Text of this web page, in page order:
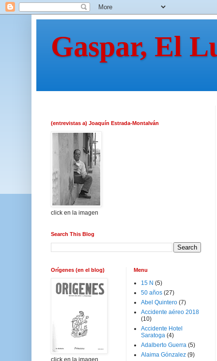
Gaspar, El
(entrevistas a) Joaquín Estrada-Montalván
click en la imagen
Search This Blog
Orígenes (en el blog)
click en la imagen
Menu
15 N (5)
50 años (27)
Abel Quintero (7)
Accidente aéreo 2018
(10)
Accidente Hotel
Saratoga (4)
Adalberto Guerra (5)
Alaima Gónzalez (9)